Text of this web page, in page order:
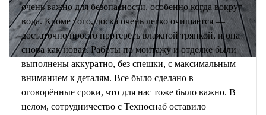
очень важно для безопасности, особенно когда вокруг
вода. Кроме того, доска очень легко очищается —
достаточно просто протереть влажной тряпкой, и она
снова как новая. Работы по монтажу и отделке были
выполнены аккуратно, без спешки, с максимальным
вниманием к деталям. Все было сделано в
оговорённые сроки, что для нас тоже было важно. В
целом, сотрудничество с Техноснаб оставило